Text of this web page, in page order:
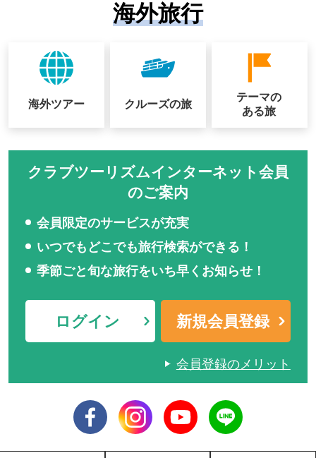
海外旅行
海外ツアー クルーズの旅
テーマの
ある旅
クラブツーリズムインターネット会員
のご案内
会員限定のサービスが充実
いつでもどこでも旅行検索ができる！
季節ごと旬な旅行をいち早くお知らせ！
ログイン 新規会員登録
会員登録のメリット